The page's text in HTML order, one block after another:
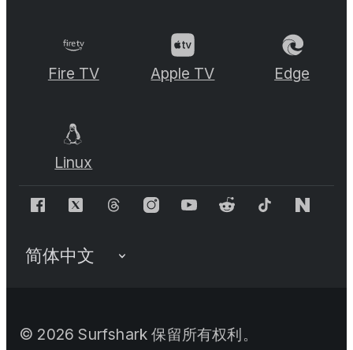
Fire TV Apple TV Edge
Linux
© 2026 Surfshark 保留所有权利。